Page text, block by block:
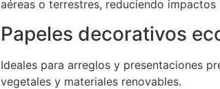
aéreas o terrestres, reduciendo impactos
Papeles decorativos
Ideales para arreglos y presentaciones
vegetales y materiales renovables.